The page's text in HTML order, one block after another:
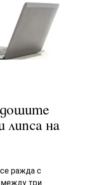
дошите
липса на
ражда с
между три